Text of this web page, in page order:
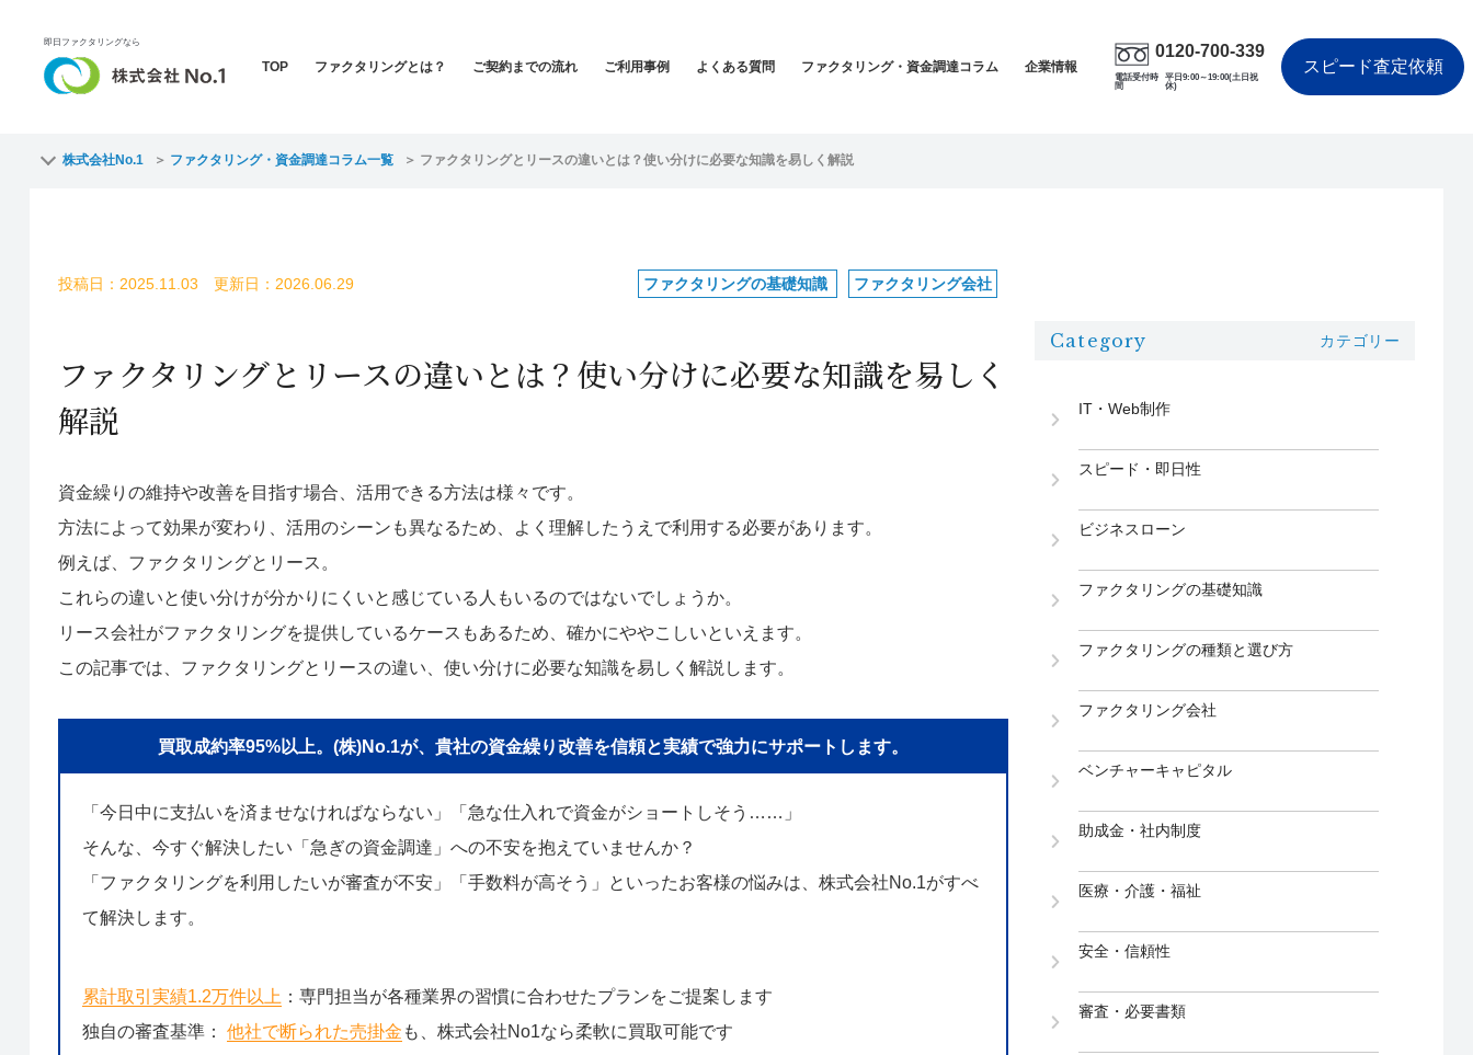
即日ファクタリングなら
TOP ファクタリングとは？ ご契約までの流れ ご利用事例 よくある質問 ファクタリング・資金調達コラム 企業情報
0120-700-339
電話受付時
間
平日9:00～19:00(土日祝
休)
スピード査定依頼
株式会社No.1 ファクタリング・資金調達コラム一覧 ファクタリングとリースの違いとは？使い分けに必要な知識を易しく解説
投稿日：2025.11.03 更新日：2026.06.29 ファクタリングの基礎知識 ファクタリング会社
ファクタリングとリースの違いとは？使い分けに必要な知識を易しく
解説
資金繰りの維持や改善を目指す場合、活用できる方法は様々です。
方法によって効果が変わり、活用のシーンも異なるため、よく理解したうえで利用する必要があります。
例えば、ファクタリングとリース。
これらの違いと使い分けが分かりにくいと感じている人もいるのではないでしょうか。
リース会社がファクタリングを提供しているケースもあるため、確かにややこしいといえます。
この記事では、ファクタリングとリースの違い、使い分けに必要な知識を易しく解説します。
買取成約率95%以上。(株)No.1が、貴社の資金繰り改善を信頼と実績で強力にサポートします。
「今日中に支払いを済ませなければならない」「急な仕入れで資金がショートしそう……」
そんな、今すぐ解決したい「急ぎの資金調達」への不安を抱えていませんか？
「ファクタリングを利用したいが審査が不安」「手数料が高そう」といったお客様の悩みは、株式会社No.1がすべ
て解決します。
累計取引実績1.2万件以上 ：専門担当が各種業界の習慣に合わせたプランをご提案します
独自の審査基準： 他社で断られた売掛金 も、株式会社No1なら柔軟に買取可能です
Category カテゴリー
IT・Web制作
スピード・即日性
ビジネスローン
ファクタリングの基礎知識
ファクタリングの種類と選び方
ファクタリング会社
ベンチャーキャピタル
助成金・社内制度
医療・介護・福祉
安全・信頼性
審査・必要書類